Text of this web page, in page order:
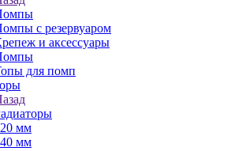
с резервуаром
и аксессуары
для помп
мм
мм